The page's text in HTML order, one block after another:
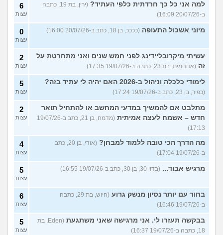
למה אני כל כך חרדתית כלפי העתיד?
(ירין, בת 19, כתבה
ב-20/07/26 16:09)
6
עצות
מיוני אשכול התעופה (ככככ, בן 18, כתב ב-20/07/26 16:00) 0
עצות
עשיתי מיקרובליידינג לפני חמש שנים ואני מתחרטת על
זה (אנונימית, בת 23, כתבה ב-19/07/26 17:35)
2
עצות
לימודי כלכלה וניהול ב-2026 האם יהיה לי עתיד בזה?
(כפיר, בן 23, כתב ב-19/07/26 17:24)
5
עצות
מתלבט אם להמשיך במדעי המחשב או להתחיל תואר
חדש – אשמח לעצה אמיתית
(מדמח, בן 21, כתב ב-19/07/26
17:13)
2
עצות
מה הדרך הכי טובה ללמוד למבחן?
(אודי, בן 20, כתב
ב-19/07/26 17:04)
4
עצות
מרגיש אבוד... (בדוי 30, בן 30, כתב ב-19/07/26 16:55) 5
עצות
בחור עם יותר נסיון מנשק גרוע
(היוש, בת 29, כתבה
ב-19/07/26 16:46)
6
עצות
בבקשה תעזרו לי. אני מרגישה שאני משתגעת
(Eden, בת
18, כתבה ב-19/07/26 16:37)
5
עצות